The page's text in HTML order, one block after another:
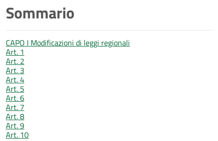
Sommario
CAPO I Modificazioni di leggi regionali
Art. 1
Art. 2
Art. 3
Art. 4
Art. 5
Art. 6
Art. 7
Art. 8
Art. 9
Art. 10